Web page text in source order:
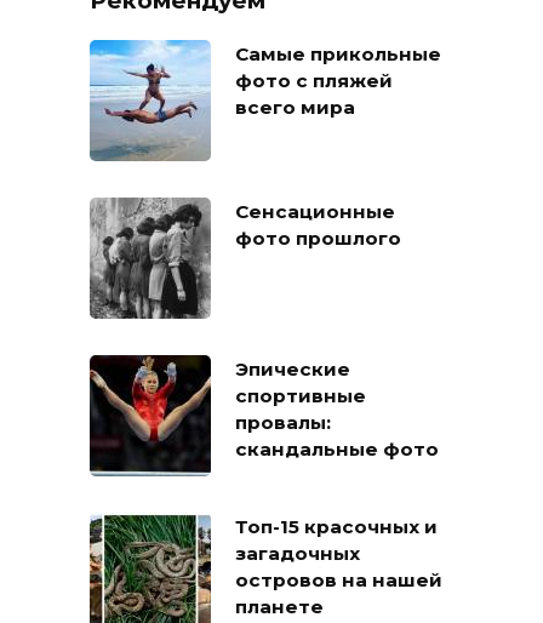
Самые прикольные
фото с пляжей
всего мира
Сенсационные
фото прошлого
Эпические
спортивные
провалы:
скандальные фото
Топ-15 красочных и
загадочных
островов на нашей
планете